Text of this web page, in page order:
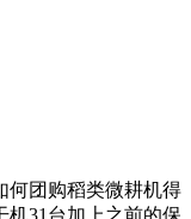
团购稻类微耕机得
31台加上之前的保